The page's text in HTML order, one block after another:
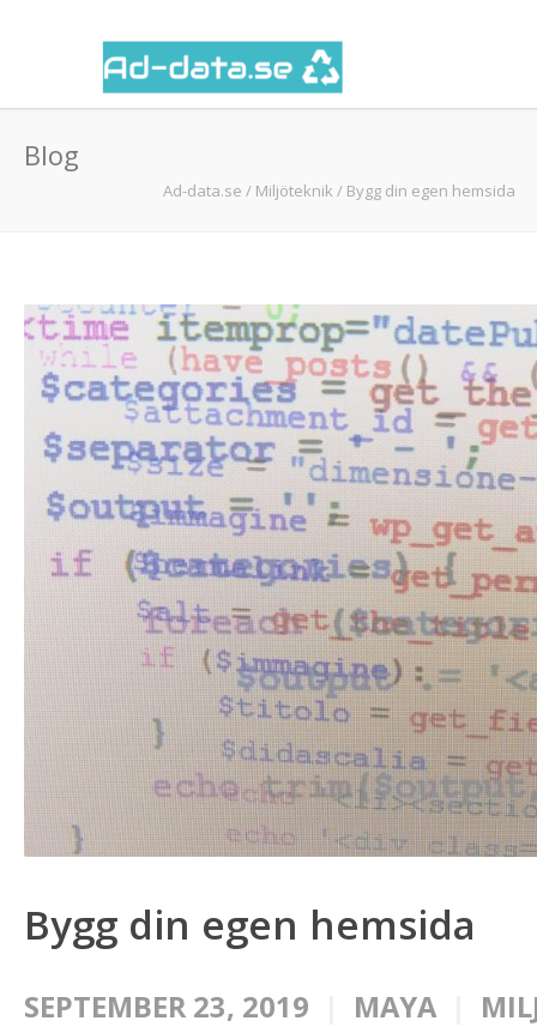
Blog
Ad-data.se / Miljöteknik / Bygg din egen hemsida
Bygg din egen hemsida
SEPTEMBER 23, 2019 MAYA